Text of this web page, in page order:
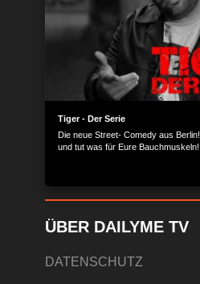
Tiger - Der Serie
Die neue Street- Comedy aus
und tut was für Eure
ÜBER DAILYME TV
DATENSCHUTZ